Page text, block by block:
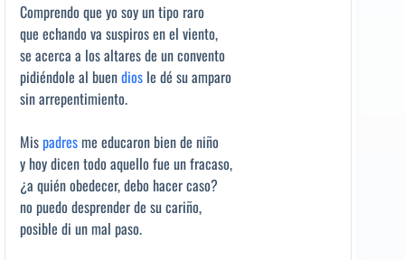
Comprendo que yo soy un tipo raro
que echando va suspiros en el viento,
se acerca a los altares de un convento
pidiéndole al buendios le dé su amparo
sin arrepentimiento.
Mispadresme educaron bien de niño
y hoy dicen todo aquello fue un fracaso,
¿a quién obedecer, debo hacer caso?
no puedo desprender de su cariño,
posible di un mal paso.